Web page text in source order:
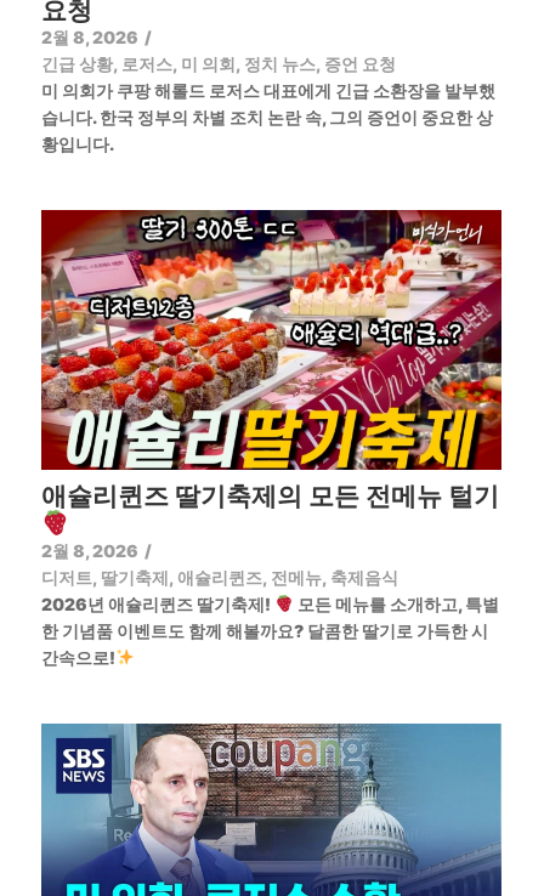
요청
2월 8, 2026 /
긴급 상황, 로저스, 미 의회, 정치 뉴스, 증언 요청
미 의회가 쿠팡 해롤드 로저스 대표에게 긴급 소환장을 발부했
습니다. 한국 정부의 차별 조치 논란 속, 그의 증언이 중요한 상
황입니다.
애슐리퀸즈 딸기축제의 모든 전메뉴 털기
2월 8, 2026 /
디저트, 딸기축제, 애슐리퀸즈, 전메뉴, 축제음식
2026년 애슐리퀸즈 딸기축제!
모든 메뉴를 소개하고, 특별
한 기념품 이벤트도 함께 해볼까요? 달콤한 딸기로 가득한 시
간속으로!